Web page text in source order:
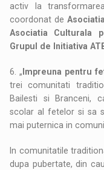
activ la
coordonat de
Asociatia Culturala
Grupul de Initiativa
6. „ Impreuna pentru
trei comunitati
Bailesti si Branceni,
scolar al fetelor si sa
mai puternica in
In comunitatile
dupa pubertate, din